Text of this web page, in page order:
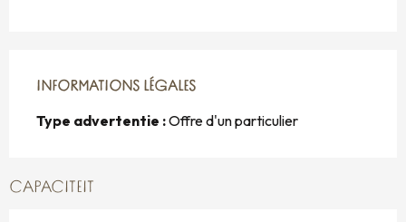
INFORMATIONS LÉGALES
INFORMATIONS LÉGALES
Type advertentie :Offre d'un particulier
CAPACITEIT